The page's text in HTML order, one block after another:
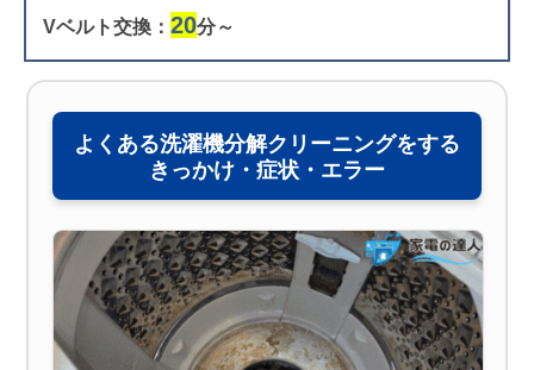
Vベルト交換： 20分～
よくある洗濯機分解クリーニングをする
きっかけ・症状・エラー